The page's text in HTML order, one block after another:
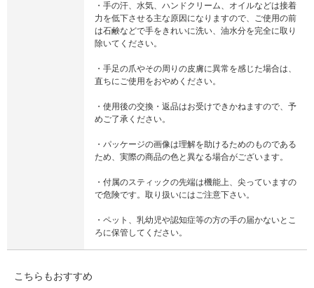
・手の汗、水気、ハンドクリーム、オイルなどは接着
力を低下させる主な原因になりますので、ご使用の前
は石鹸などで手をきれいに洗い、油水分を完全に取り
除いてください。
・手足の爪やその周りの皮膚に異常を感じた場合は、
直ちにご使用をおやめください。
・使用後の交換・返品はお受けできかねますので、予
めご了承ください。
・パッケージの画像は理解を助けるためのものである
ため、実際の商品の色と異なる場合がございます。
・付属のスティックの先端は機能上、尖っていますの
で危険です。取り扱いにはご注意下さい。
・ペット、乳幼児や認知症等の方の手の届かないとこ
ろに保管してください。
こちらもおすすめ